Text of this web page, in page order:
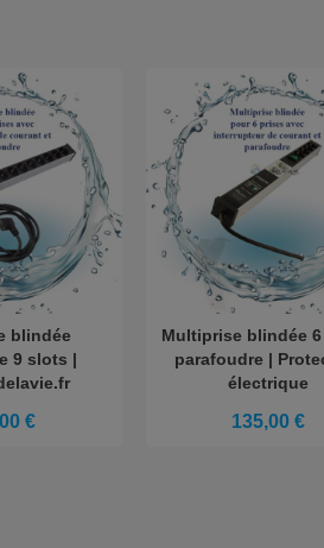
blindée
9 slots |
€
Multiprise blindée
parafoudre |
électrique
135,00 €